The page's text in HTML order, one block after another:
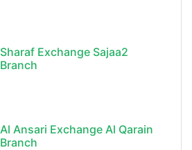
Sharaf Exchange Sajaa2
Branch
Al Ansari Exchange Al Qarain
Branch